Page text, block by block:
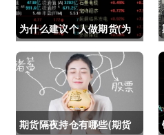
为什么建议个人做期货(为
什么建议个人做期货交易)
期货隔夜持仓有哪些(期货